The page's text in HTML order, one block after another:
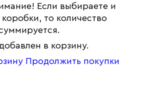
Если выбираете и
то количество
в корзину.
Продолжить покупки